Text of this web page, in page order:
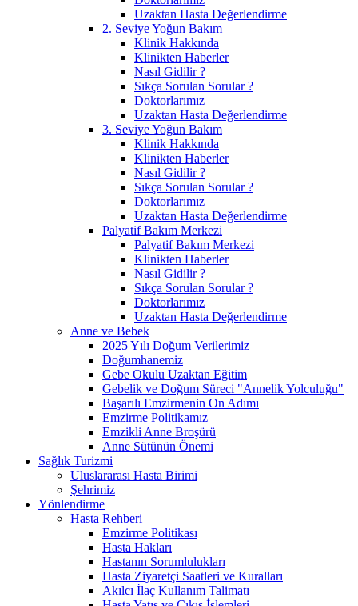
Uzaktan Hasta Değerlendirme
2. Seviye Yoğun Bakım
Klinik Hakkında
Klinikten Haberler
Nasıl Gidilir ?
Sıkça Sorulan Sorular ?
Doktorlarımız
Uzaktan Hasta Değerlendirme
3. Seviye Yoğun Bakım
Klinik Hakkında
Klinikten Haberler
Nasıl Gidilir ?
Sıkça Sorulan Sorular ?
Doktorlarımız
Uzaktan Hasta Değerlendirme
Palyatif Bakım Merkezi
Palyatif Bakım Merkezi
Klinikten Haberler
Nasıl Gidilir ?
Sıkça Sorulan Sorular ?
Doktorlarımız
Uzaktan Hasta Değerlendirme
Anne ve Bebek
2025 Yılı Doğum Verilerimiz
Doğumhanemiz
Gebe Okulu Uzaktan Eğitim
Gebelik ve Doğum Süreci "Annelik Yolculuğu"
Başarılı Emzirmenin On Adımı
Emzirme Politikamız
Emzikli Anne Broşürü
Anne Sütünün Önemi
Sağlık Turizmi
Uluslararası Hasta Birimi
Şehrimiz
Yönlendirme
Hasta Rehberi
Emzirme Politikası
Hasta Hakları
Hastanın Sorumlulukları
Hasta Ziyaretçi Saatleri ve Kuralları
Akılcı İlaç Kullanım Talimatı